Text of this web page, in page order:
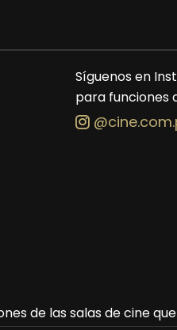
Síguenos en
para funciones
de las salas de cine